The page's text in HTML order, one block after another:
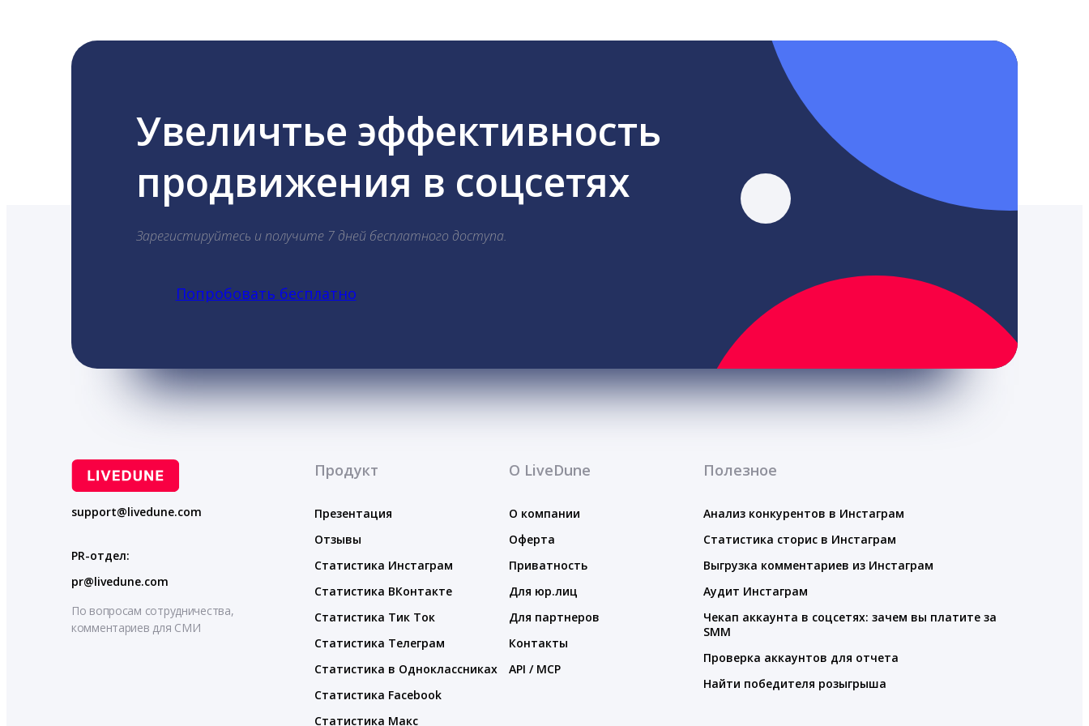
Увеличтье эффективность
продвижения в соцсетях
Зарегистируйтесь и получите 7 дней бесплатного доступа.
Попробовать бесплатно
support@livedune.com
PR-отдел:
pr@livedune.com
По вопросам сотрудничества,
комментариев для СМИ
Продукт
Презентация
Отзывы
Статистика Инстаграм
Статистика ВКонтакте
Статистика Тик Ток
Статистика Телеграм
Статистика в Одноклассниках
Статистика Facebook
Статистика Макс
О LiveDune
О компании
Оферта
Приватность
Для юр.лиц
Для партнеров
Контакты
API / MCP
Полезное
Анализ конкурентов в Инстаграм
Статистика сторис в Инстаграм
Выгрузка комментариев из Инстаграм
Аудит Инстаграм
Чекап аккаунта в соцсетях: зачем вы платите за
SMM
Проверка аккаунтов для отчета
Найти победителя розыгрыша